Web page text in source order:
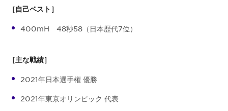
［自己ベスト］
400mH 48秒58（日本歴代7位）
［主な戦績］
2021年日本選手権 優勝
2021年東京オリンピック 代表